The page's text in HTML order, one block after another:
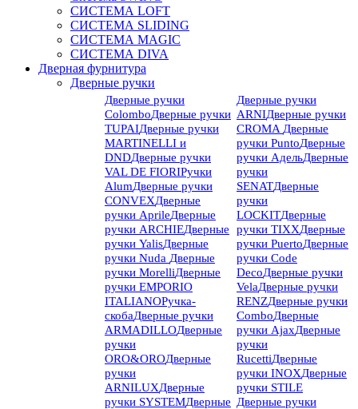
СИСТЕМА LOFT
СИСТЕМА SLIDING
СИСТЕМА MAGIC
СИСТЕМА DIVA
Дверная фурнитура
Дверные ручки
Дверные ручки
ColomboДверные ручки
TUPAIДверные ручки
MARTINELLI и
DNDДверные ручки
VAL DE FIORIРучки
AlumДверные ручки
CONVEXДверные
ручки AprileДверные
ручки ARCHIEДверные
ручки YalisДверные
ручки Nuda Дверные
ручки MorelliДверные
ручки EMPORIO
ITALIANOРучка-
скобаДверные ручки
ARMADILLOДверные
ручки
ORO&OROДверные
ручки
ARNILUXДверные
ручки SYSTEMДверные
Дверные ручки
ARNIДверные ручки
CROMA Дверные
ручки PuntoДверные
ручки АдельДверные
ручки
SENATДверные
ручки
LOCKITДверные
ручки TIXXДверные
ручки PuertoДверные
ручки Code
DecoДверные ручки
VelaДверные ручки
RENZДверные ручки
ComboДверные
ручки AjaxДверные
ручки
RucettiДверные
ручки INOXДверные
ручки STILE
Дверные ручки